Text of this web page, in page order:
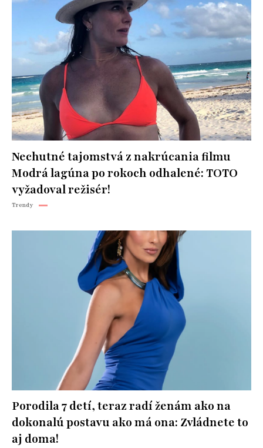
Nechutné tajomstvá z nakrúcania filmu
Modrá lagúna po rokoch odhalené: TOTO
vyžadoval režisér!
Trendy
Porodila 7 detí, teraz radí ženám ako na
dokonalú postavu ako má ona: Zvládnete to
aj doma!